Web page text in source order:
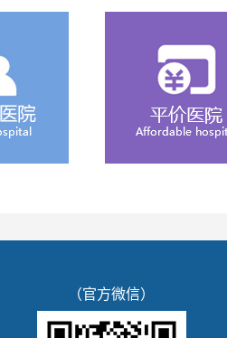
（官方微信）